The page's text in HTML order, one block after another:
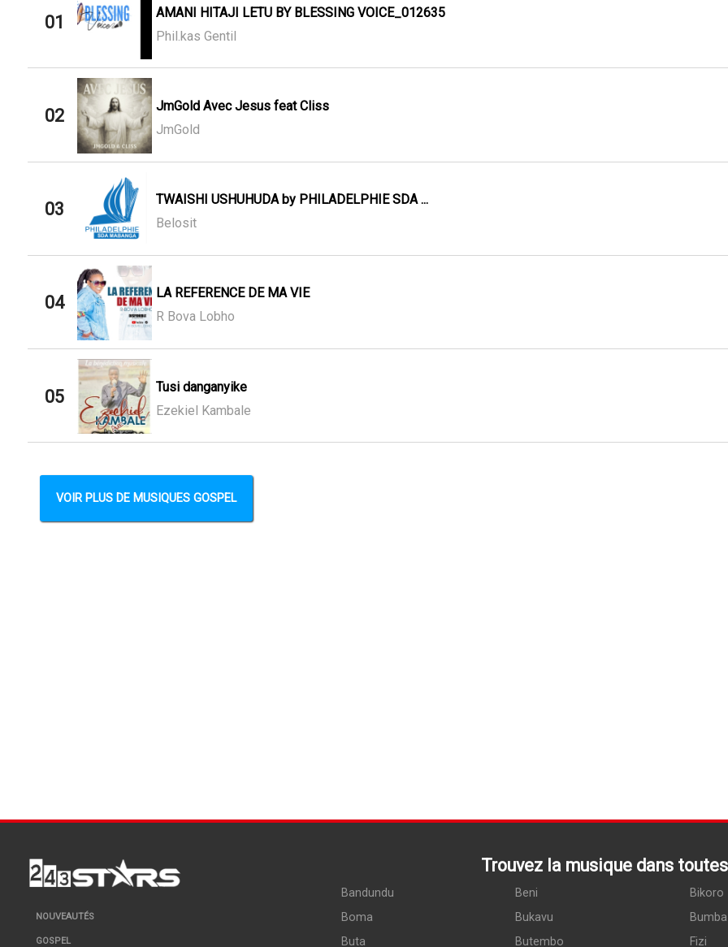
01
AMANI HITAJI LETU BY BLESSING VOICE_012635
Phil.kas Gentil
02
JmGold Avec Jesus feat Cliss
JmGold
03
TWAISHI USHUHUDA by PHILADELPHIE SDA ...
Belosit
04
LA REFERENCE DE MA VIE
R Bova Lobho
05
Tusi danganyike
Ezekiel Kambale
VOIR PLUS DE MUSIQUES GOSPEL
NOUVEAUTÉS
GOSPEL
Trouvez la musique dans
Bandundu Beni
Bikoro
Boma
Bukavu
Bumba
Buta
Butembo Fizi